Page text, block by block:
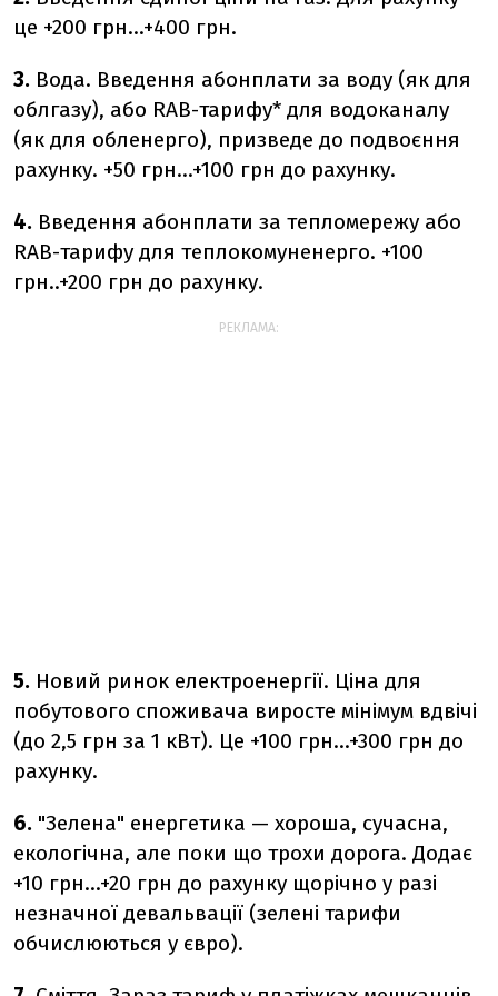
це +200 грн…+400 грн.
3. Вода. Введення абонплати за воду (як для
облгазу), або RAB-тарифу* для водоканалу
(як для обленерго), призведе до подвоєння
рахунку. +50 грн…+100 грн до рахунку.
4. Введення абонплати за тепломережу або
RAB-тарифу для теплокомуненерго. +100
грн..+200 грн до рахунку.
РЕКЛАМА:
5. Новий ринок електроенергії. Ціна для
побутового споживача виросте мінімум вдвічі
(до 2,5 грн за 1 кВт). Це +100 грн...+300 грн до
рахунку.
6. "Зелена" енергетика — хороша, сучасна,
екологічна, але поки що трохи дорога. Додає
+10 грн…+20 грн до рахунку щорічно у разі
незначної девальвації (зелені тарифи
обчислюються у євро).